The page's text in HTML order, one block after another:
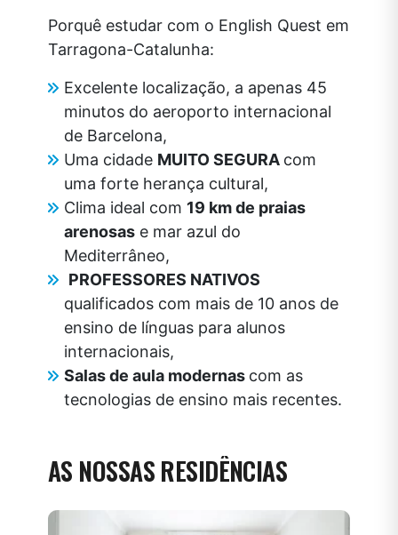
Porquê estudar com o English Quest em
Tarragona-Catalunha:
Excelente localização, a apenas 45
minutos do aeroporto internacional
de Barcelona,
Uma cidade MUITO SEGURA com
uma forte herança cultural,
Clima ideal com 19 km de praias
arenosas e mar azul do
Mediterrâneo,
PROFESSORES NATIVOS
qualificados com mais de 10 anos de
ensino de línguas para alunos
internacionais,
Salas de aula modernas com as
tecnologias de ensino mais recentes.
AS NOSSAS RESIDÊNCIAS